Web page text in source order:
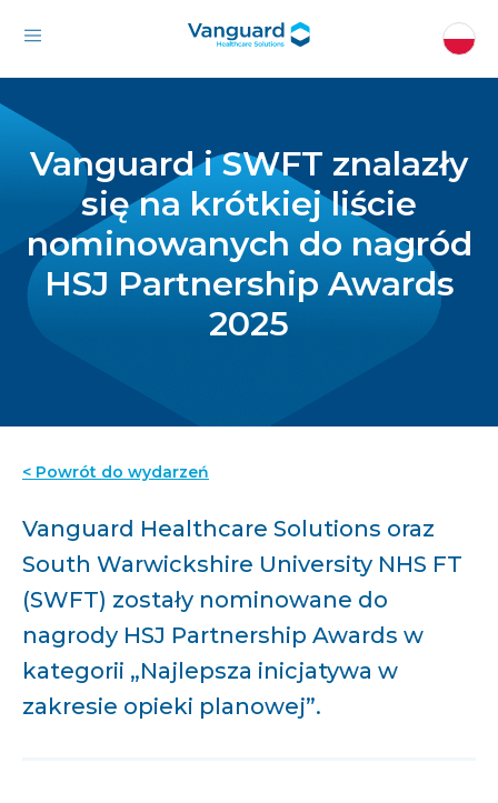
Vanguard i SWFT znalazły
się na krótkiej liście
nominowanych do nagród
HSJ Partnership Awards
2025
< Powrót do wydarzeń
Vanguard Healthcare Solutions oraz
South Warwickshire University NHS FT
(SWFT) zostały nominowane do
nagrody HSJ Partnership Awards w
kategorii „Najlepsza inicjatywa w
zakresie opieki planowej”.